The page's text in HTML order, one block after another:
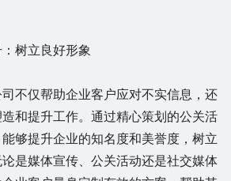
树立良好形象
仅帮助企业客户应对不实信息，还
和提升工作。通过精心策划的公关活
够提升企业的知名度和美誉度，树立
是媒体宣传、公关活动还是社交媒体